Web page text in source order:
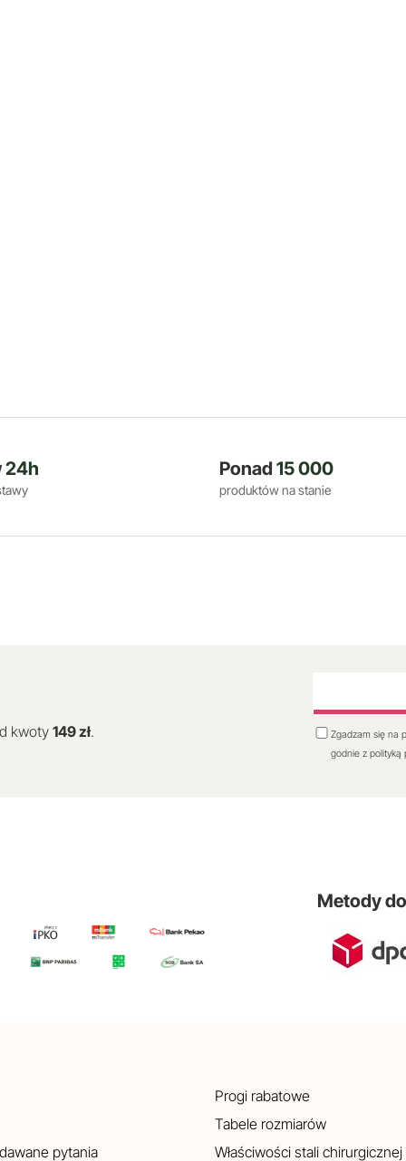
24h Ponad 15 000
produktów na stanie
kwoty 149 zł.
Zgadzam się na
godnie z polityką
Metody
pytania
Progi rabatowe
Tabele rozmiarów
Właściwości stali chirurgicznej